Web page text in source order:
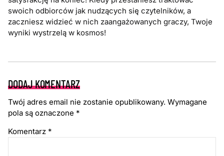
swoich odbiorców jak nudzących się czytelników, a
zaczniesz widzieć w nich zaangażowanych graczy, Twoje
wyniki wystrzelą w kosmos!
DODAJ KOMENTARZ
Twój adres email nie zostanie opublikowany. Wymagane
pola są oznaczone *
Komentarz *